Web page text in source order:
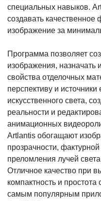
специальных навыков.
создавать качественное
изображение за
Программа позволяет
изображения, назначать
свойства отделочных
перспективу и источники
искусственного света,
реальности и
анимационных
Artlantis обогащают
прозрачности,
преломления лучей
Отличное качество при
компактность и
самым популярным